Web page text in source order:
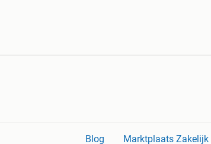
Blog Marktplaats Zakelijk